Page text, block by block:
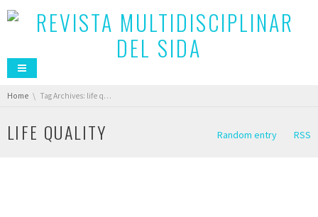
You are here:
Home Tag Archives: life quality
LIFE QUALITY Random entry RSS